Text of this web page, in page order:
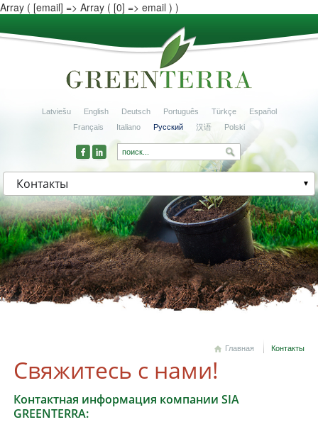
Array ( [email] => Array ( [0] => email ) )
Latviešu English Deutsch Português Türkçe
Español
Français
Italiano Русский 汉语 Polski
Контакты
Главная Контакты
Свяжитесь с нами!
Контактная информация компании SIA
GREENTERRA: